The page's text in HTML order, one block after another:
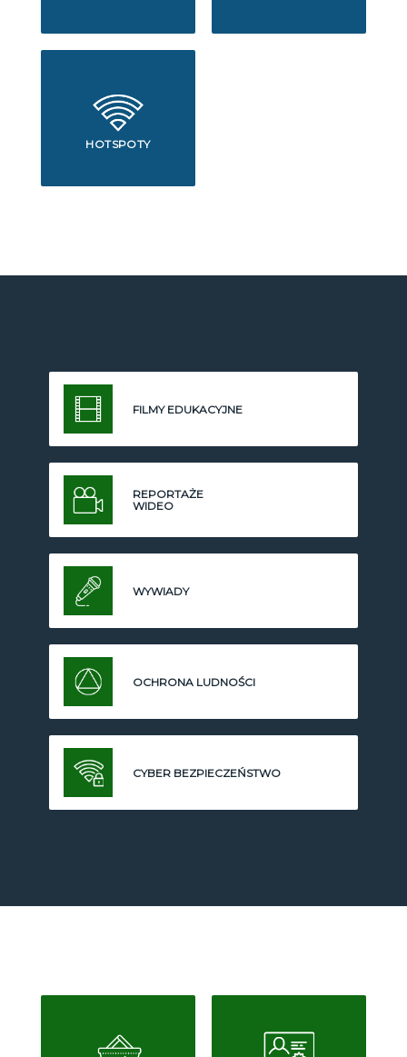
HOTSPOTY
FILMY EDUKACYJNE
REPORTAŻE
WIDEO
WYWIADY
OCHRONA LUDNOŚCI
CYBER BEZPIECZEŃSTWO